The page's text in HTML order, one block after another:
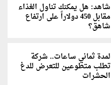
شاهد: هل يمكنك تناول الغذاء
مقابل 450 دولاراً على ارتفاع
شاهق؟
لمدة ثماني ساعات.. شركة
تطلب متطوعين للتعرض للدغ
الحشرات